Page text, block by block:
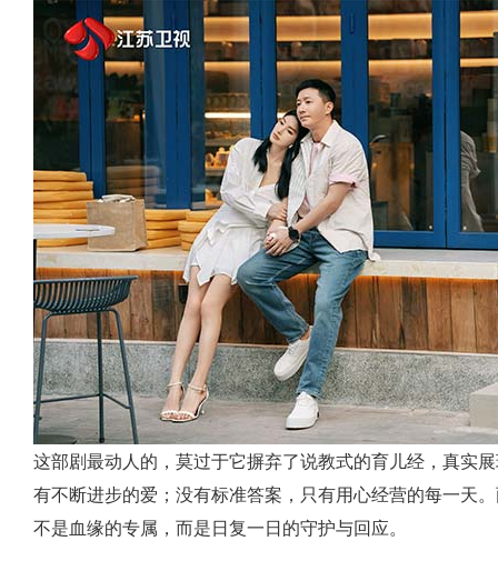
这部剧最动人的，莫过于它摒弃了说教式的育儿经，真实
有不断进步的爱；没有标准答案，只有用心经营的每一天
不是血缘的专属，而是日复一日的守护与回应。